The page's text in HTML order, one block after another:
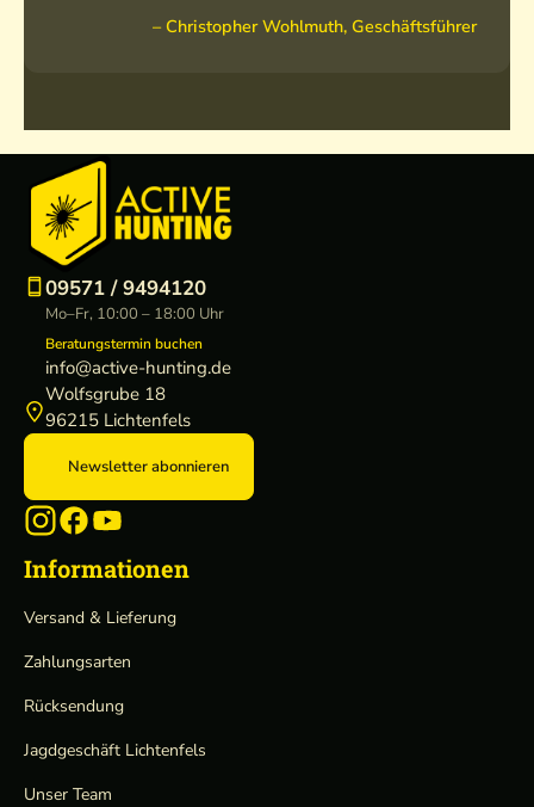
– Christopher Wohlmuth, Geschäftsführer
09571 / 9494120
Mo–Fr, 10:00 – 18:00 Uhr
Beratungstermin buchen
info@active-hunting.de
Wolfsgrube 18
96215 Lichtenfels
Newsletter abonnieren
Informationen
Versand & Lieferung
Zahlungsarten
Rücksendung
Jagdgeschäft Lichtenfels
Unser Team